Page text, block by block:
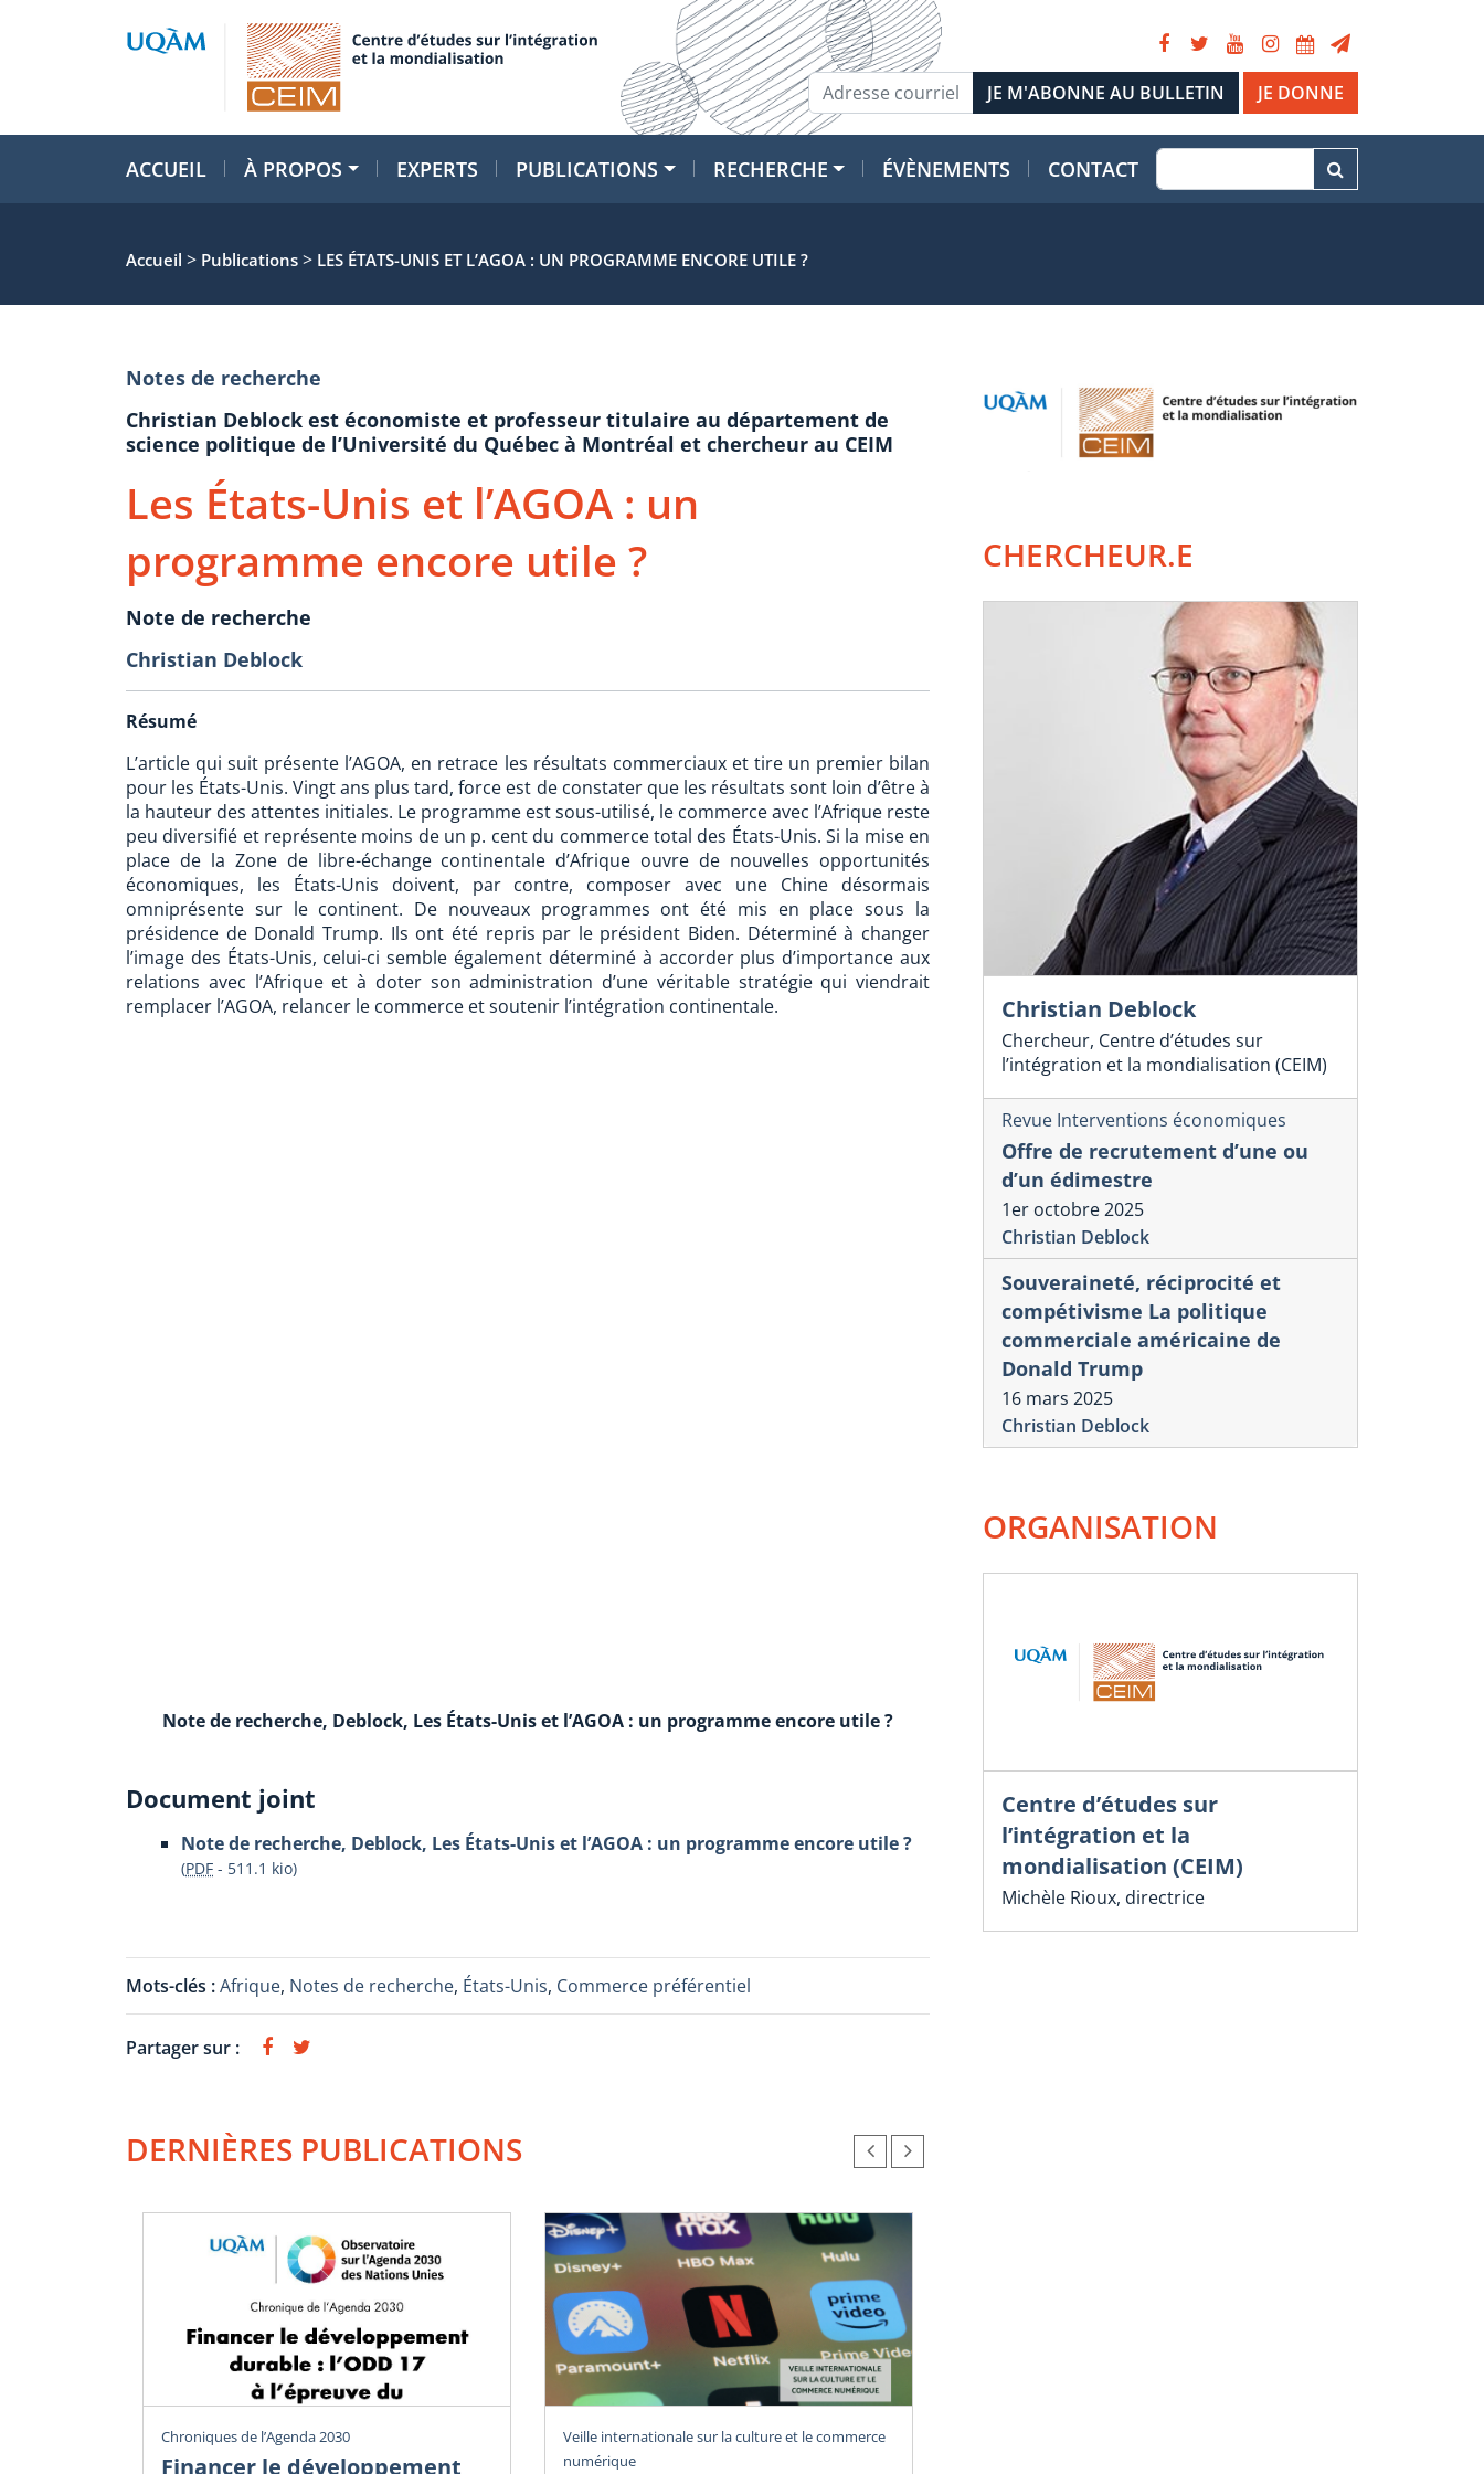
JE DONNE
ACCUEIL À PROPOS EXPERTS PUBLICATIONS RECHERCHE ÉVÈNEMENTS CONTACT
Accueil > Publications > LES ÉTATS-UNIS ET L’AGOA : UN PROGRAMME ENCORE UTILE ?
Notes de recherche
Christian Deblock est économiste et professeur titulaire au département de
science politique de l’Université du Québec à Montréal et chercheur au CEIM
Les États-Unis et l’AGOA : un
programme encore utile ?
Note de recherche
Christian Deblock
Résumé
L’article qui suit présente l’AGOA, en retrace les résultats commerciaux et tire un premier bilan
pour les États-Unis. Vingt ans plus tard, force est de constater que les résultats sont loin d’être à
la hauteur des attentes initiales. Le programme est sous-utilisé, le commerce avec l’Afrique reste
peu diversifié et représente moins de un p. cent du commerce total des États-Unis. Si la mise en
place de la Zone de libre-échange continentale d’Afrique ouvre de nouvelles opportunités
économiques, les États-Unis doivent, par contre, composer avec une Chine désormais
omniprésente sur le continent. De nouveaux programmes ont été mis en place sous la
présidence de Donald Trump. Ils ont été repris par le président Biden. Déterminé à changer
l’image des États-Unis, celui-ci semble également déterminé à accorder plus d’importance aux
relations avec l’Afrique et à doter son administration d’une véritable stratégie qui viendrait
remplacer l’AGOA, relancer le commerce et soutenir l’intégration continentale.
Note de recherche, Deblock, Les États-Unis et l’AGOA : un programme encore utile ?
Document joint
Note de recherche, Deblock, Les États-Unis et l’AGOA : un programme encore utile ?
(PDF - 511.1 kio)
Mots-clés :Afrique, Notes de recherche, États-Unis, Commerce préférentiel
Partager sur :
DERNIÈRES PUBLICATIONS
Chroniques de l’Agenda 2030
Financer le développement
Veille internationale sur la culture et le commerce
numérique
CHERCHEUR.E
Christian Deblock
Chercheur, Centre d’études sur
l’intégration et la mondialisation (CEIM)
Revue Interventions économiques
Offre de recrutement d’une ou
d’un édimestre
1er octobre 2025
Christian Deblock
Souveraineté, réciprocité et
compétivisme La politique
commerciale américaine de
Donald Trump
16 mars 2025
Christian Deblock
ORGANISATION
Centre d’études sur
l’intégration et la
mondialisation (CEIM)
Michèle Rioux, directrice